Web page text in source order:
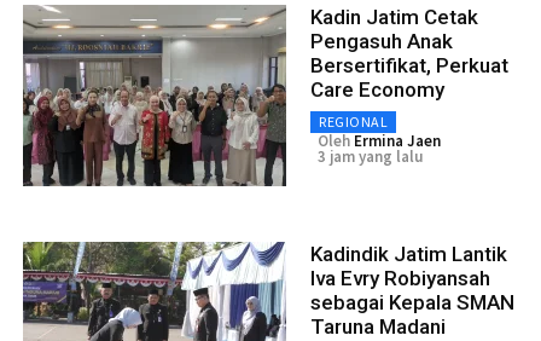
Kadin Jatim Cetak
Pengasuh Anak
Bersertifikat, Perkuat
Care Economy
REGIONAL
Oleh Ermina Jaen
3 jam yang lalu
Kadindik Jatim Lantik
Iva Evry Robiyansah
sebagai Kepala SMAN
Taruna Madani